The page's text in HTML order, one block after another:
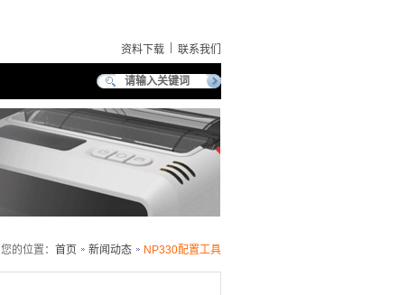
资料下载 联系我们
您的位置： 首页 新闻动态 NP330配置工具